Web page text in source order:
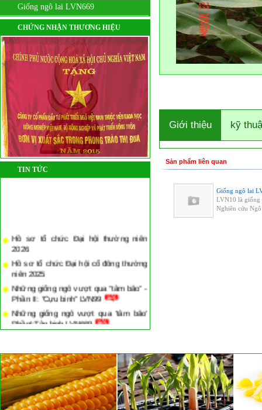
Giống ngô lai LVN669
CHỨNG NHẬN THƯƠNG HIỆU
TIN TỨC
Hồ sơ tổ chức Đại hội thường niên
2026
Hồ sơ tổ chức Đại hội cổ đông thường
niên 2025
Những giống ngô vượt qua “tâm bão” -
Phần II: “Cựu binh” LVN99
Những giống ngô vượt qua 'tâm bão'
PhầnI:Tân binh LVN669
2017
Hội nghị đầu bờ giống ngô lai LVN669
tại xã Ninh Lai, huyện Sơn Dương, tỉnh
Tuyên Quang
Hội nghị đầu bờ giồng ngô lai LVN61 tại
Giới thiệu kỹ
Sản phẩm liên quan
Giống ngô lai
LVN10 là giống
Nghiên cứu